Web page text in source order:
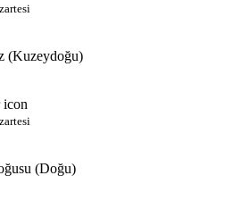
(Kuzeydoğu)
(Doğu)